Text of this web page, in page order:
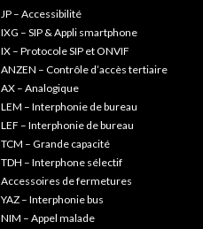
JP – Accessibilité
IXG – SIP & Appli smartphone
IX – Protocole SIP et ONVIF
ANZEN – Contrôle d’accès tertiaire
AX – Analogique
LEM – Interphonie de bureau
LEF – Interphonie de bureau
TCM – Grande capacité
TDH – Interphone sélectif
Accessoires de fermetures
YAZ – Interphonie bus
NIM – Appel malade